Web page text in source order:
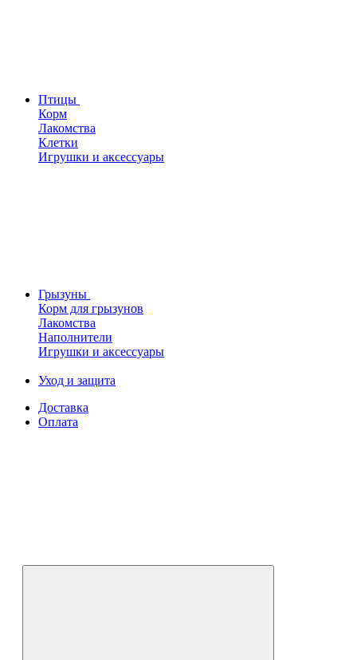
Птицы
Корм
Лакомства
Клетки
Игрушки и аксессуары
Грызуны
Корм для грызунов
Лакомства
Наполнители
Игрушки и аксессуары
Уход и защита
Доставка
Оплата